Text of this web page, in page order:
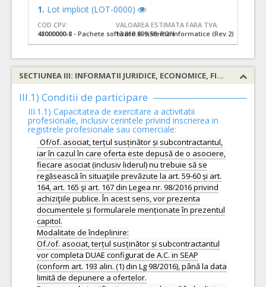
1. Lot implicit (LOT-0000)
COD CPV:
48000000-8 - Pachete software si sisteme informatice (Rev.2)
VALOAREA ESTIMATA FARA TVA:
13.010.899,58 RON
SECTIUNEA III: INFORMATII JURIDICE, ECONOMICE, FINANCIARE SI TEHNICE
III.1) Conditii de participare
III.1.1) Capacitatea de exercitare a activitatii
profesionale, inclusiv cerintele privind inscrierea in
registrele profesionale sau comerciale:
Of/of. asociat, terțul susținător și subcontractantul,
iar în cazul în care oferta este depusă de o asociere,
fiecare asociat (inclusiv liderul) nu trebuie să se
regăsească în situaţiile prevăzute la art. 59-60 și art.
164, art. 165 şi art. 167 din Legea nr. 98/2016 privind
achiziţiile publice. În acest sens, vor prezenta
documentele și formularele menționate în prezentul
capitol.
Modalitate de îndeplinire:
Of./of. asociat, terțul susținător și subcontractantul
vor completa DUAE configurat de A.C. in SEAP
(conform art. 193 alin. (1) din Lg 98/2016), până la data
limită de depunere a ofertelor.